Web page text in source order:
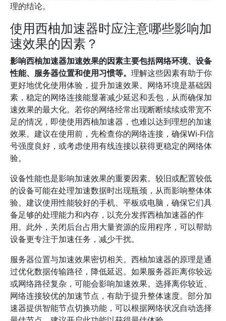
理的结论。
使用西柚加速器时应注意哪些影响加
速效果的因素？
影响西柚加速器加速效果的因素主要包括网络环境、设备
性能、服务器位置和使用习惯等。 理解这些因素有助于你
更好地优化使用体验，提升加速效果。网络环境是基础因
素，稳定的网络连接能显著减少延迟和丢包，从而确保加
速效果的最大化。若你的网络经常出现断断续续或带宽不
足的情况，即使使用西柚加速器，也难以达到理想的加速
效果。建议在使用前，先检查你的网络连接，确保Wi-Fi信
号强度良好，或考虑使用有线连接以获得更稳定的网络体
验。
设备性能也是影响加速效果的重要因素。较旧或配置较低
的设备可能在处理加速数据时出现瓶颈，从而影响整体体
验。建议使用性能较好的手机、平板或电脑，确保它们具
备足够的处理能力和内存，以充分发挥西柚加速器的作
用。此外，关闭后台占用大量资源的应用程序，可以帮助
设备更专注于加速任务，减少干扰。
服务器位置与加速效果密切相关。西柚加速器的原理是通
过优化数据传输路径，降低延迟。如果服务器距离你较远
或网络路径复杂，可能会影响加速效果。选择离你较近、
网络连接较优的加速节点，有助于提升整体速度。部分加
速器提供智能节点切换功能，可以根据网络状况自动选择